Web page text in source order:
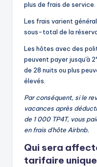
plus de frais de service.
Les frais varient
sous-total de la
Les hôtes avec des
peuvent payer jusqu'à
de 28 nuits ou plus
élevés.
Par conséquent, si le
vacances après
de 1 000 TP4T, vous
en frais d'hôte Airbnb.
Qui sera
tarifaire